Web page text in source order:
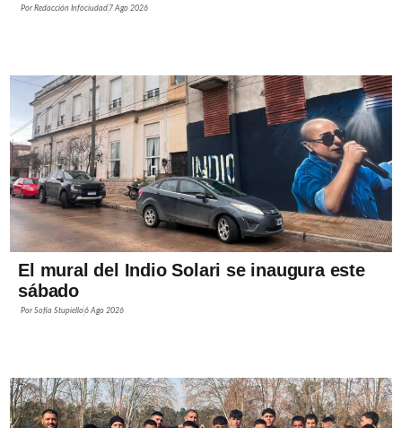
PorRedacción Infociudad 7 Ago 2026
El mural del Indio Solari se inaugura este
sábado
PorSofía Stupiello6 Ago 2026